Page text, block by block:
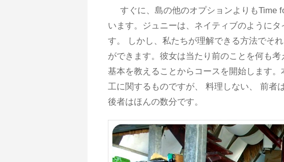
すぐに、島の他のオプションよりもTime
います。ジュニーは、ネイティブのように
す。 しかし、私たちが理解できる方法でそ
ができます。彼女は当たり前のことを何も
基本を教えることからコースを開始します
工に関するものですが、 料理しない、 前者
後者はほんの数分です。